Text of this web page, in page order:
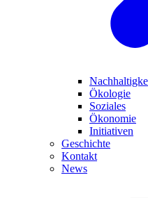
Ökologie
Soziales
Ökonomie
Initiativen
Geschichte
Kontakt
News